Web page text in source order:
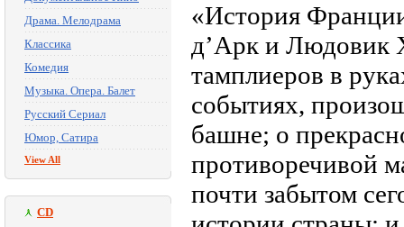
Драма. Мелодрама
Классика
Комедия
Музыка. Опера. Балет
Русский Сериал
Юмор, Сатира
View All
CD
«История
д’Арк и Людовик
тамплиеров в
событиях,
башне; о
противоречивой
почти забытом